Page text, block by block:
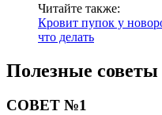
Читайте также:
Кровит пупок у
что делать
Полезные советы
СОВЕТ №1